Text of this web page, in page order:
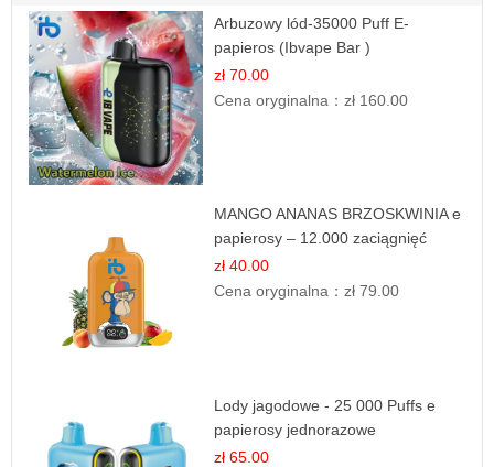
Arbuzowy lód-35000 Puff E-
papieros (Ibvape Bar )
zł 70.00
Cena oryginalna：zł 160.00
MANGO ANANAS BRZOSKWINIA e
papierosy – 12.000 zaciągnięć
zł 40.00
Cena oryginalna：zł 79.00
Lody jagodowe - 25 000 Puffs e
papierosy jednorazowe
zł 65.00